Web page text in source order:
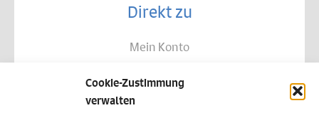
Cookie-Zustimmung
verwalten
Direkt zu
Mein Konto
Allgemeine Geschäftsbedingungen